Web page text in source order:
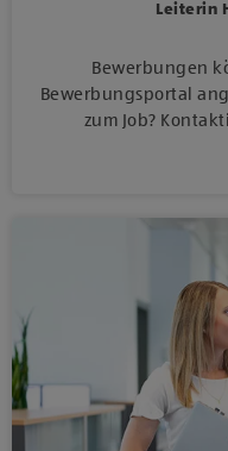
Leiterin
Bewerbungen
Bewerbungsportal
zum Job?